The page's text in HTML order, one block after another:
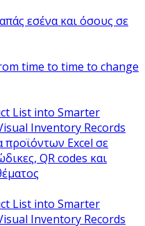
εσένα και όσους σε
time to time to change
προϊόντων Excel σε
QR codes και